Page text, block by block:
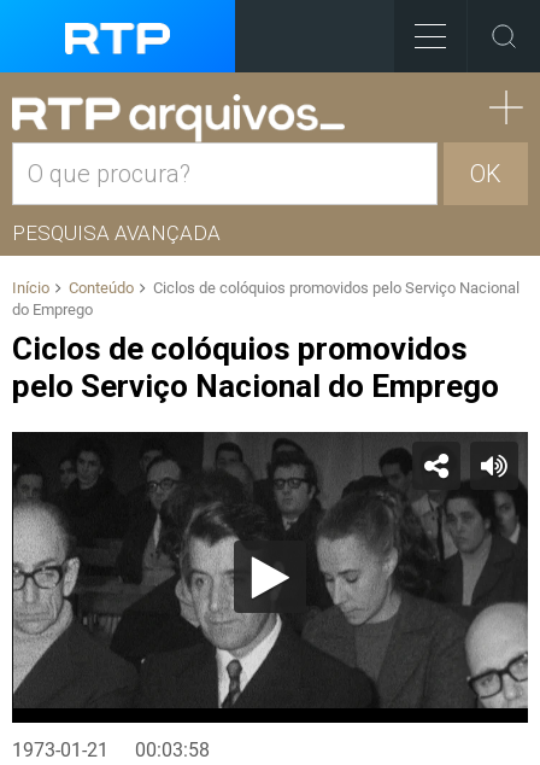
OK
PESQUISA AVANÇADA
Início Conteúdo
Ciclos de colóquios promovidos pelo Serviço Nacional
do Emprego
Ciclos de colóquios promovidos
pelo Serviço Nacional do Emprego
1973-01-21 00:03:58